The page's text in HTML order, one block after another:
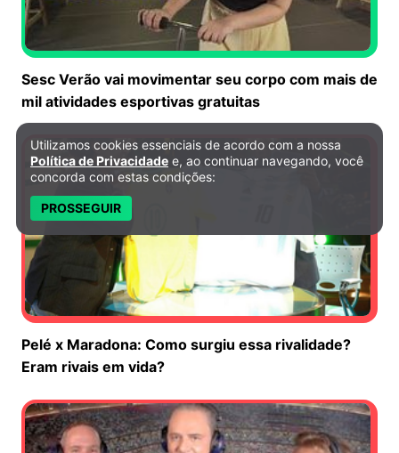
Sesc Verão vai movimentar seu corpo com mais de
mil atividades esportivas gratuitas
Pelé x Maradona: Como surgiu essa rivalidade?
Eram rivais em vida?
Política de Privacidade e Cookies
Utilizamos cookies essenciais de acordo com a nossa
Política de Privacidade e, ao continuar navegando, você
concorda com estas condições:
PROSSEGUIR